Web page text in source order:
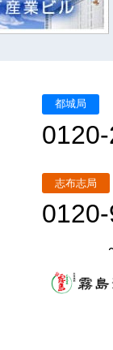
都城局
志布志局